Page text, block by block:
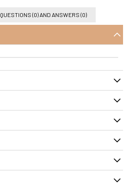
QUESTIONS (0) AND ANSWERS (0)